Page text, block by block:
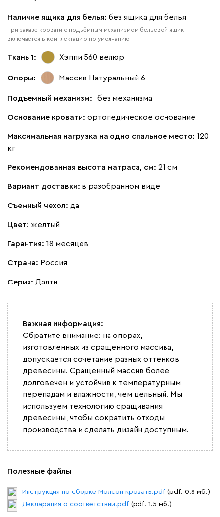
Наличие ящика для белья: без ящика для белья
при заказе кровати с подъёмным механизмом бельевой ящик
включается в комплектацию по умолчанию
Ткань 1: Хэппи 560 велюр
Опоры: Массив Натуральный 6
Подъемный механизм: без механизма
Основание кровати: ортопедическое основание
Максимальная нагрузка на одно спальное место: 120
кг
Рекомендованная высота матраса, см: 21 см
Вариант доставки: в разобранном виде
Съемный чехол: да
Цвет: желтый
Гарантия: 18 месяцев
Страна: Россия
Серия: Далти
Важная информация:
Обратите внимание: на опорах,
изготовленных из сращенного массива,
допускается сочетание разных оттенков
древесины. Сращенный массив более
долговечен и устойчив к температурным
перепадам и влажности, чем цельный. Мы
используем технологию сращивания
древесины, чтобы сократить отходы
производства и сделать дизайн доступным.
Полезные файлы
Инструкция по сборке Молсон кровать.pdf (pdf. 0.8 мб.)
Декларация о соответствии.pdf (pdf. 1.5 мб.)